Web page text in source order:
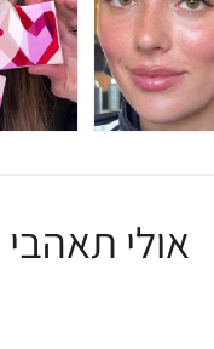
אולי